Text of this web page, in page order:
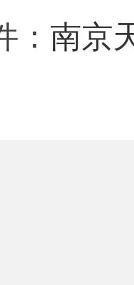
： 南京